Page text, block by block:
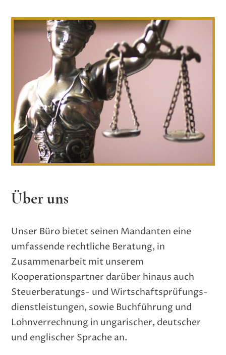
Über uns
Unser Büro bietet seinen Mandanten eine
umfassende rechtliche Beratung, in
Zusammenarbeit mit unserem
Kooperationspartner darüber hinaus auch
Steuerberatungs- und Wirtschaftsprüfungs-
dienstleistungen, sowie Buchführung und
Lohnverrechnung in ungarischer, deutscher
und englischer Sprache an.